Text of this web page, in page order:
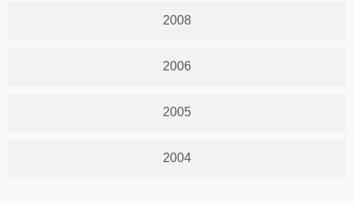
2008
2006
2005
2004